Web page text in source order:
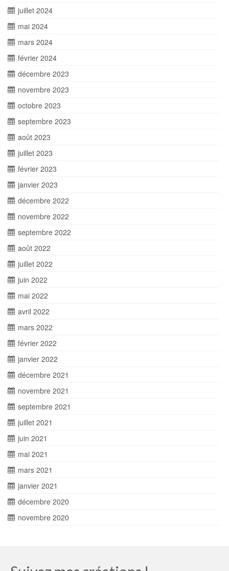
juillet 2024
mai 2024
mars 2024
février 2024
décembre 2023
novembre 2023
octobre 2023
septembre 2023
août 2023
juillet 2023
février 2023
janvier 2023
décembre 2022
novembre 2022
septembre 2022
août 2022
juillet 2022
juin 2022
mai 2022
avril 2022
mars 2022
février 2022
janvier 2022
décembre 2021
novembre 2021
septembre 2021
juillet 2021
juin 2021
mai 2021
mars 2021
janvier 2021
décembre 2020
novembre 2020